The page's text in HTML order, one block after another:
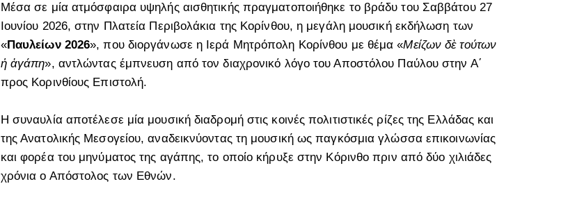
Μέσα σε μία ατμόσφαιρα υψηλής αισθητικής πραγματοποιήθηκε το βράδυ του Σαββάτου 27
Ιουνίου 2026, στην Πλατεία Περιβολάκια της Κορίνθου, η μεγάλη μουσική εκδήλωση των
«Παυλείων 2026», που διοργάνωσε η Ιερά Μητρόπολη Κορίνθου με θέμα «Μείζων δὲ τούτων
ἡ ἀγάπη», αντλώντας έμπνευση από τον διαχρονικό λόγο του Αποστόλου Παύλου στην Α΄
προς Κορινθίους Επιστολή.
Η συναυλία αποτέλεσε μία μουσική διαδρομή στις κοινές πολιτιστικές ρίζες της Ελλάδας και
της Ανατολικής Μεσογείου, αναδεικνύοντας τη μουσική ως παγκόσμια γλώσσα επικοινωνίας
και φορέα του μηνύματος της αγάπης, το οποίο κήρυξε στην Κόρινθο πριν από δύο χιλιάδες
χρόνια ο Απόστολος των Εθνών.